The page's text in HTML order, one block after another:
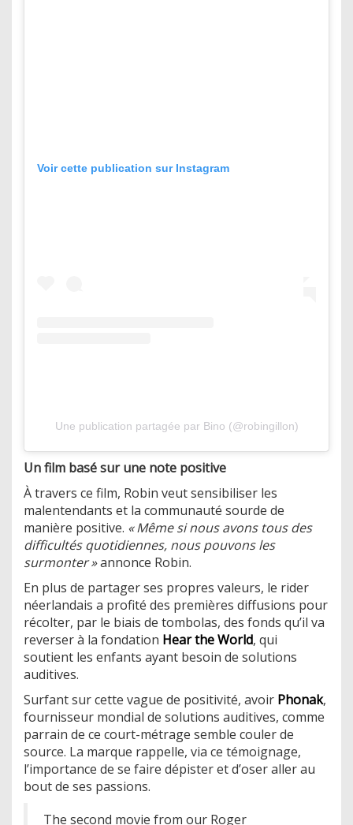
Voir cette publication sur Instagram
Une publication partagée par Bino (@robingillon)
Un film basé sur une note positive
À travers ce film, Robin veut sensibiliser les
malentendants et la communauté sourde de
manière positive. « Même si nous avons tous des
difficultés quotidiennes, nous pouvons les
surmonter »annonce Robin.
En plus de partager ses propres valeurs, le rider
néerlandais a profité des premières diffusions pour
récolter, par le biais de tombolas, des fonds qu’il va
reverser à la fondation Hear the World, qui
soutient les enfants ayant besoin de solutions
auditives.
Surfant sur cette vague de positivité, avoir Phonak,
fournisseur mondial de solutions auditives, comme
parrain de ce court-métrage semble couler de
source. La marque rappelle, via ce témoignage,
l’importance de se faire dépister et d’oser aller au
bout de ses passions.
The second movie from our Roger